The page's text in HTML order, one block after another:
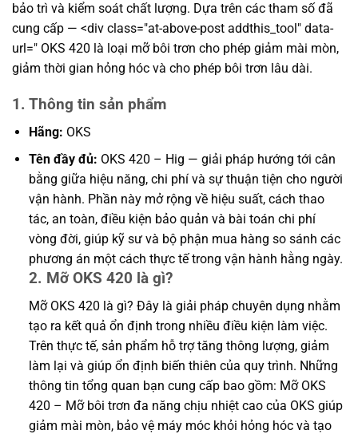
bảo trì và kiểm soát chất lượng. Dựa trên các tham số đã
cung cấp — <div class="at-above-post addthis_tool" data-
url=" OKS 420 là loại mỡ bôi trơn cho phép giảm mài mòn,
giảm thời gian hỏng hóc và cho phép bôi trơn lâu dài.
1. Thông tin sản phẩm
Hãng: OKS
Tên đầy đủ: OKS 420 – Hig — giải pháp hướng tới cân
bằng giữa hiệu năng, chi phí và sự thuận tiện cho người
vận hành. Phần này mở rộng về hiệu suất, cách thao
tác, an toàn, điều kiện bảo quản và bài toán chi phí
vòng đời, giúp kỹ sư và bộ phận mua hàng so sánh các
phương án một cách thực tế trong vận hành hằng ngày.
2. Mỡ OKS 420 là gì?
Mỡ OKS 420 là gì? Đây là giải pháp chuyên dụng nhằm
tạo ra kết quả ổn định trong nhiều điều kiện làm việc.
Trên thực tế, sản phẩm hỗ trợ tăng thông lượng, giảm
làm lại và giúp ổn định biến thiên của quy trình. Những
thông tin tổng quan bạn cung cấp bao gồm: Mỡ OKS
420 – Mỡ bôi trơn đa năng chịu nhiệt cao của OKS giúp
giảm mài mòn, bảo vệ máy móc khỏi hỏng hóc và tạo